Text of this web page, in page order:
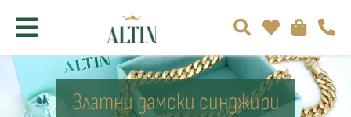
Златни дамски синджири